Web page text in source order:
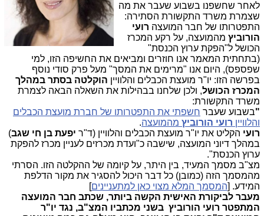
לאחר שחשפנו בשבוע שעבר את מה
שצמרת משרד התקשורת הסתירה:
התפטרותו של חבר המועצה רועי
הורוביץ מהמועצה, על רקע המכרז
הכושל ל"הפקת ערוץ הכנסת"
(בתחתית המאמר אנו חוזרים ומביאים את החשיפה הזו, למי
שפספס), היום אנו "מרימים את המסך" מעל פרק סודי נוסף
בפרשה הזו: יו"ר מועצת הכבלים והלוויין הוקלטה בסתר במהלך
המכרז הכושל, ולכן שלחנו בבהילות את השאלה הבאה לצמרת
משרד התקשורת:
"בשבוע שעבר חשפתי את התפטרותו של חברת מועצת הכבלים
והלוויין רועי הורוביץ מהמועצה.
רועי הקליט את יו"ר מועצת הכבלים והלוויין (ד"ר יפעת בן חי שגב)
במהלך דיוני המועצה, שישבה כ"ועדת מכרזים לעניין מכרז להפקת
ערוץ הכנסת".
מצ"ב מסמך המעיד, בין היתר, על קיומה של ההקלטה הזו. הסרתי
מהמסמך הזה (כמובן) כל דבר היכול להסגיר את מקור הדלפת
המידע. [המסמך המלא מצוי כאן למתעניינים]
מעבר לביקורת האישית הקשה ביותר, שכתב חבר המועצה
המתפטר רועי הורוביץ בשני מכתביו המצ"ב, נגד יו"ר